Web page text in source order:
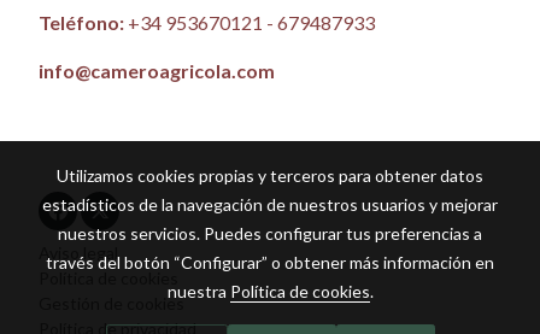
Teléfono: +34 953670121 - 679487933
info@cameroagricola.com
Aviso legal
Gestión de cookies
Política de privacidad
Utilizamos cookies propias y terceros para obtener datos
estadísticos de la navegación de nuestros usuarios y mejorar
nuestros servicios. Puedes configurar tus preferencias a
través del botón “Configurar” o obtener más información en
nuestra Política de cookies.